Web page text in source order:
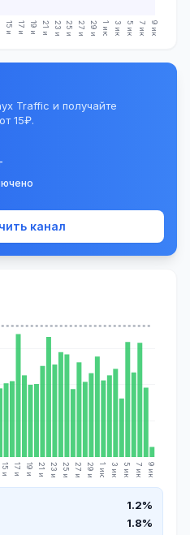
15 июн. 17 июн. 19 июн. 21 июн. 23 июн.25 июн. 27 июн. 29 июн. 1 июл. 3 июл. 5 июл. 7 июл. 9 июл.
Traffic и получайте
15₽.
канал
15 июн. 17 июн. 19 июн. 21 июн. 23 июн. 25 июн. 27 июн. 29 июн. 1 июл. 3 июл. 5 июл. 7 июл. 9 июл.
1.2%
1.8%